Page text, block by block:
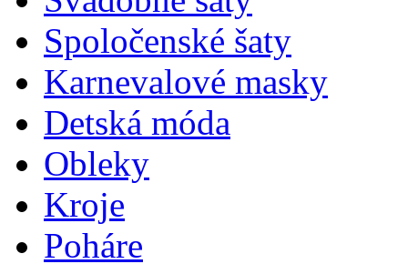
Spoločenské šaty
Karnevalové masky
Detská móda
Obleky
Kroje
Poháre